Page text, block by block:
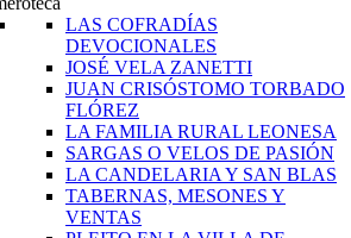
LAS COFRADÍAS
DEVOCIONALES
JOSÉ VELA ZANETTI
JUAN CRISÓSTOMO TORBADO
FLÓREZ
LA FAMILIA RURAL LEONESA
SARGAS O VELOS DE PASIÓN
LA CANDELARIA Y SAN BLAS
TABERNAS, MESONES Y
VENTAS